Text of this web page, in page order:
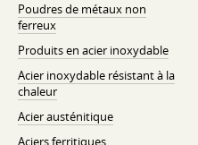
Poudres de métaux non
ferreux
Produits en acier inoxydable
Acier inoxydable résistant à la
chaleur
Acier austénitique
Aciers ferritiques